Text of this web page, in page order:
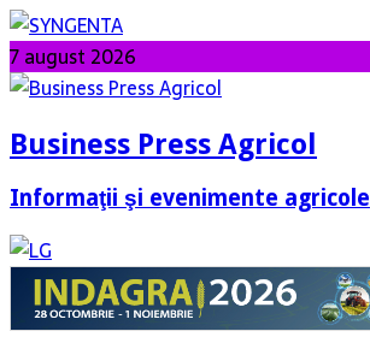
7 august 2026
Business Press Agricol
Informaţii şi evenimente agricole